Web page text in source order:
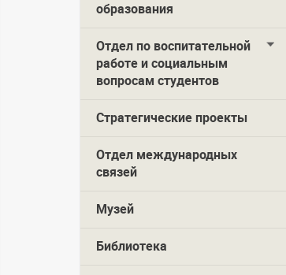
образования
Отдел по воспитательной
работе и социальным
вопросам студентов
Стратегические проекты
Отдел международных
связей
Музей
Библиотека